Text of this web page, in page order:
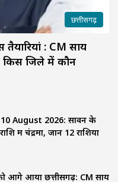
छत्तीसगढ़
तैयारियां : CM साय
किस जिले में कौन
August 2026: सावन के
में चंद्रमा, जानें 12 राशियों
आगे आया छत्तीसगढ़: CM साय